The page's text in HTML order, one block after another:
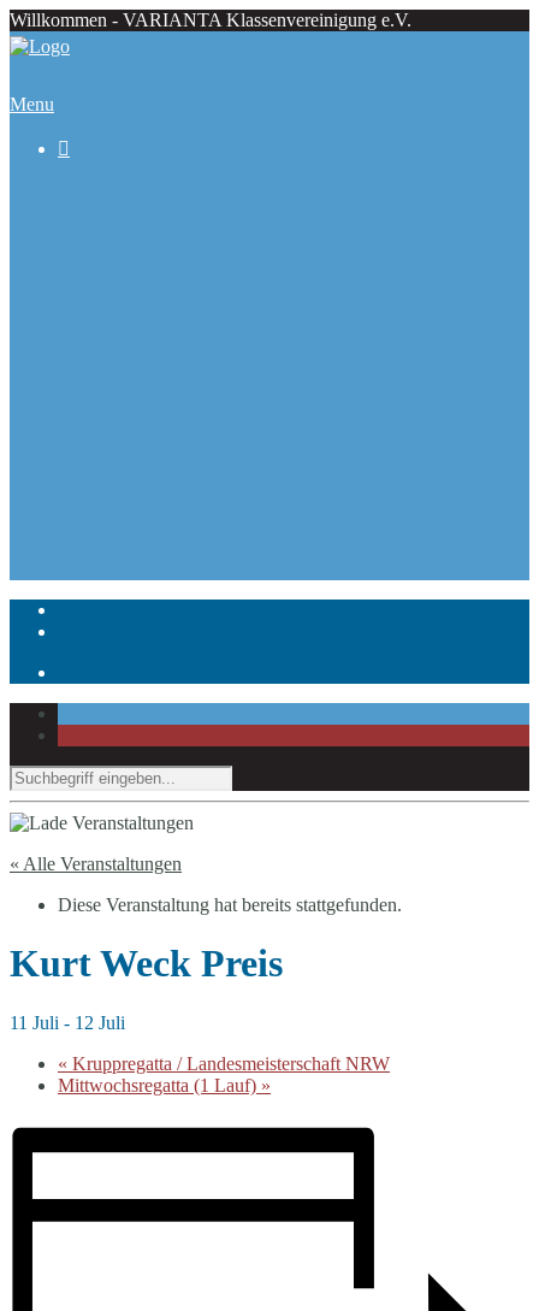
Willkommen - VARIANTA Klassenvereinigung e.V.
Menu

« Alle Veranstaltungen
Diese Veranstaltung hat bereits stattgefunden.
Kurt Weck Preis
11 Juli - 12 Juli
« Kruppregatta / Landesmeisterschaft NRW
Mittwochsregatta (1 Lauf) »